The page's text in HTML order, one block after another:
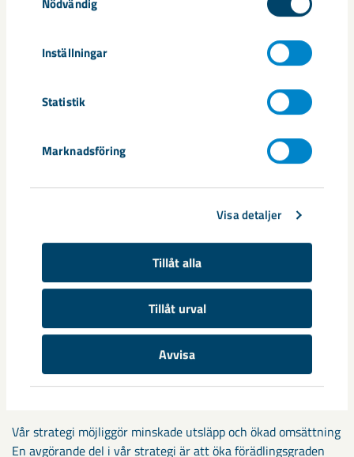
Inställningar
Statistik
Marknadsföring
Visa detaljer
Tillåt alla
Tillåt urval
Avvisa
Relaterat innehåll
Års- och hållbarhetsredovisning
Vår strategi möjliggör minskade utsläpp och ökad omsättning
En avgörande del i vår strategi är att öka förädlingsgraden